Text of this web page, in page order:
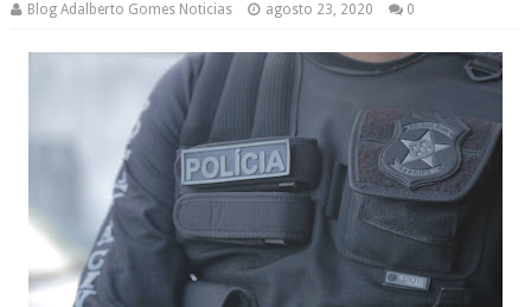
Blog Adalberto Gomes Noticias agosto 23, 2020 0